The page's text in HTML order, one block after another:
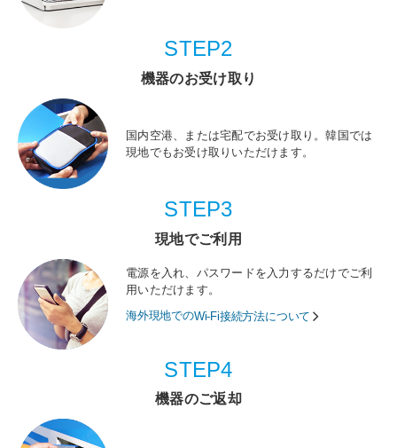
STEP2
機器のお受け取り
国内空港、または宅配でお受け取り。韓国では
現地でもお受け取りいただけます。
STEP3
現地でご利用
電源を入れ、パスワードを入力するだけでご利
用いただけます。
海外現地でのWi-Fi接続方法について
STEP4
機器のご返却